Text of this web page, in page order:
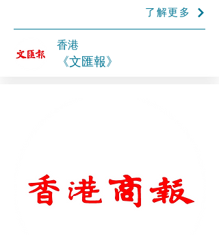
了解更多
香港
《文匯報》